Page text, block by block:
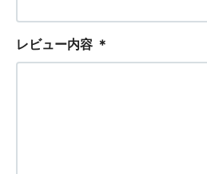
レビュー内容 ＊